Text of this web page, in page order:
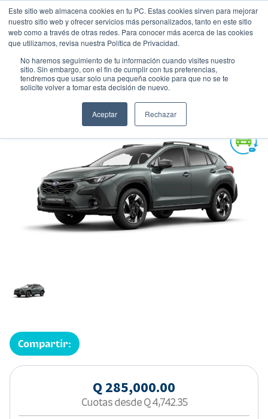
Este sitio web almacena cookies en tu PC. Estas cookies sirven para mejorar
nuestro sitio web y ofrecer servicios más personalizados, tanto en este sitio
web como a través de otras redes. Para conocer más acerca de las cookies
que utilizamos, revisa nuestra Política de Privacidad.
No haremos seguimiento de tu información cuando visites nuestro
sitio. Sin embargo, con el fin de cumplir con tus preferencias,
tendremos que usar solo una pequeña cookie para que no se te
solicite volver a tomar esta decisión de nuevo.
Aceptar Rechazar
SUBARU CROSSTREK HÍBRIDA
HIBRIDA
Compartir:
Q 285,000.00
Cuotas desde Q 4,742.35